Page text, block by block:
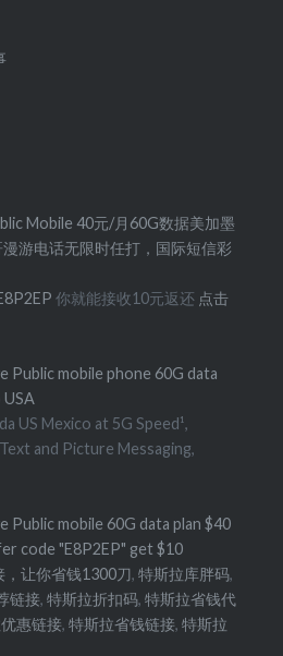
Mobile 40元/月60G数据美加墨
游电话无限时任打，国际短信彩
你就能接收10元返还 点击
mobile phone 60G data
US Mexico at 5G Speed¹,
and Picture Messaging,
mobile 60G data plan $40
code "E8P2EP" get $10
，让你省钱1300刀,特斯拉库胖码,
链接,特斯拉折扣码,特斯拉省钱代
惠链接, 特斯拉省钱链接,特斯拉